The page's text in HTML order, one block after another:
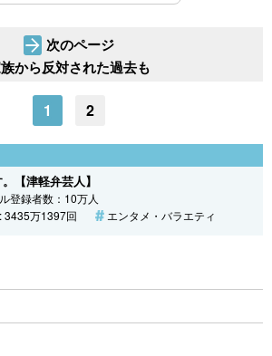
次のページ
から反対された過去も
1 2
【津軽弁芸人】
登録者数：10万人
3435万1397回
エンタメ・バラエティ